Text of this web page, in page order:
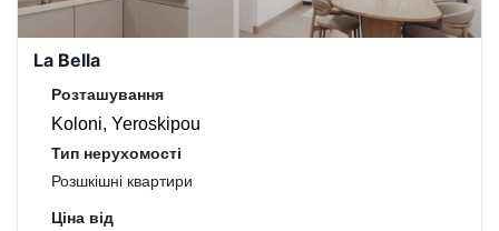
La Bella
Розташування
Koloni, Yeroskipou
Тип нерухомості
Розшкішні квартири
Ціна від